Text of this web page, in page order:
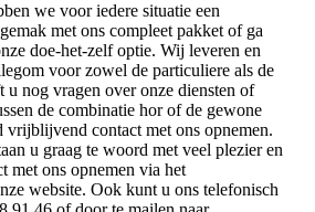
we voor iedere situatie een
met ons compleet pakket of ga
doe-het-zelf optie. Wij leveren en
voor zowel de particuliere als de
nog vragen over onze diensten of
de combinatie hor of de gewone
contact met ons opnemen.
u graag te woord met veel plezier en
met ons opnemen via het
website. Ook kunt u ons telefonisch